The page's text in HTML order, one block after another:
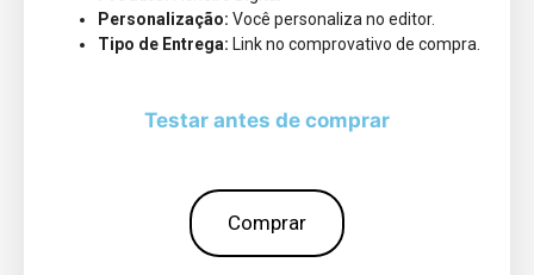
Personalização: Você personaliza no editor.
Tipo de Entrega: Link no comprovativo de compra.
Testar antes de comprar
Comprar